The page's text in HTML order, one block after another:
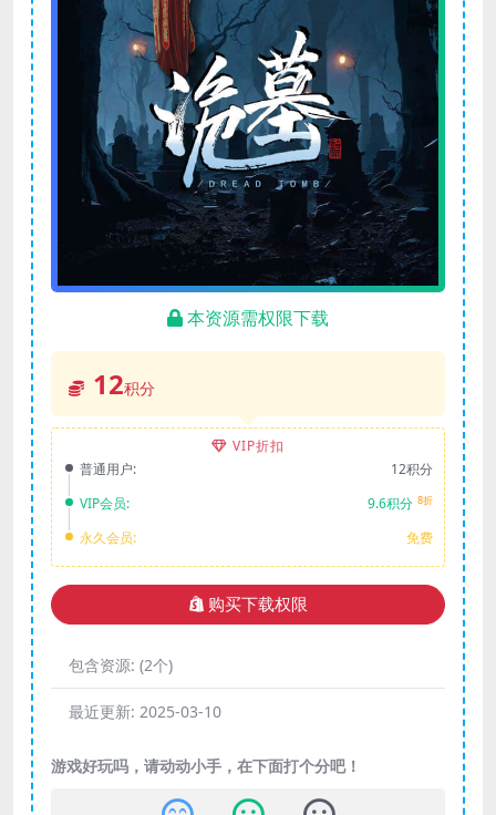
本资源需权限下载
12积分
VIP折扣
普通用户:
12积分
VIP会员:
9.6积分 8折
永久会员: 免费
购买下载权限
包含资源: (2个)
最近更新: 2025-03-10
游戏好玩吗，请动动小手，在下面打个分吧！